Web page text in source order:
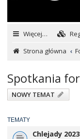
Więcej…
Strona główna
Spotkania
NOWY TEMAT
TEMATY
Chlejady 2023